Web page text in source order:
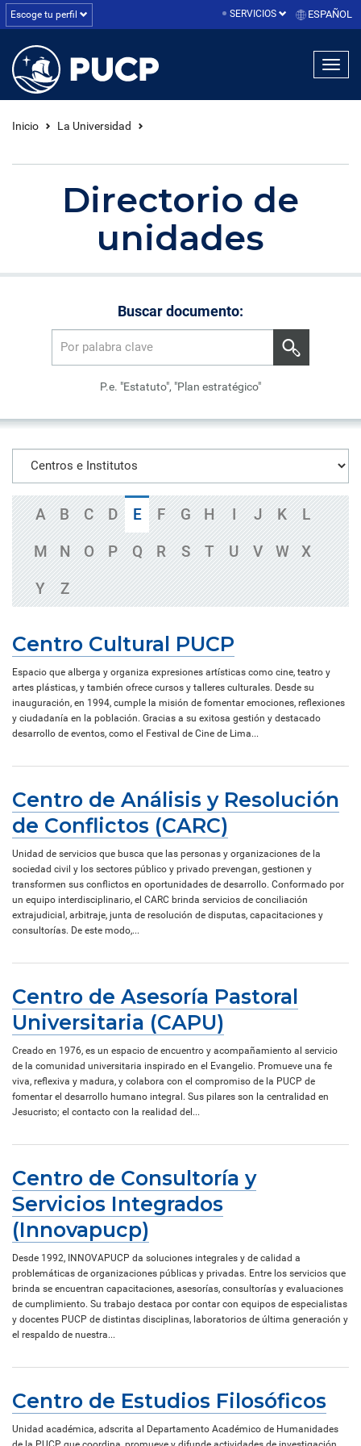
Escoge tu perfil SERVICIOS ESPAÑOL
Inicio La Universidad
Directorio de
unidades
Buscar documento:
P.e. "Estatuto", "Plan estratégico"
A B C D E F G H I J K
L
M
N O P Q R S T U V W
X
Y
Z
Centro Cultural PUCP
Espacio que alberga y organiza expresiones artísticas como cine, teatro y
artes plásticas, y también ofrece cursos y talleres culturales. Desde su
inauguración, en 1994, cumple la misión de fomentar emociones, reflexiones
y ciudadanía en la población. Gracias a su exitosa gestión y destacado
desarrollo de eventos, como el Festival de Cine de Lima...
Centro de Análisis y Resolución
de Conflictos (CARC)
Unidad de servicios que busca que las personas y organizaciones de la
sociedad civil y los sectores público y privado prevengan, gestionen y
transformen sus conflictos en oportunidades de desarrollo. Conformado por
un equipo interdisciplinario, el CARC brinda servicios de conciliación
extrajudicial, arbitraje, junta de resolución de disputas, capacitaciones y
consultorías. De este modo,...
Centro de Asesoría Pastoral
Universitaria (CAPU)
Creado en 1976, es un espacio de encuentro y acompañamiento al servicio
de la comunidad universitaria inspirado en el Evangelio. Promueve una fe
viva, reflexiva y madura, y colabora con el compromiso de la PUCP de
fomentar el desarrollo humano integral. Sus pilares son la centralidad en
Jesucristo; el contacto con la realidad del...
Centro de Consultoría y
Servicios Integrados
(Innovapucp)
Desde 1992, INNOVAPUCP da soluciones integrales y de calidad a
problemáticas de organizaciones públicas y privadas. Entre los servicios que
brinda se encuentran capacitaciones, asesorías, consultorías y evaluaciones
de cumplimiento. Su trabajo destaca por contar con equipos de especialistas
y docentes PUCP de distintas disciplinas, laboratorios de última generación y
el respaldo de nuestra...
Centro de Estudios Filosóficos
Unidad académica, adscrita al Departamento Académico de Humanidades